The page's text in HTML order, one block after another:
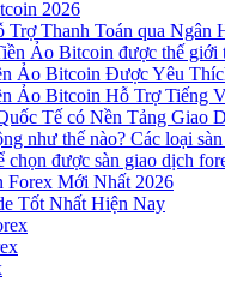
2026
Trợ Thanh Toán qua Ngân
Ảo Bitcoin được thế giới
Ảo Bitcoin Được Yêu
Ảo Bitcoin Hỗ Trợ Tiếng
Tế có Nền Tảng Giao
như thế nào? Các loại
chọn được sàn giao dịch
Forex Mới Nhất 2026
Tốt Nhất Hiện Nay